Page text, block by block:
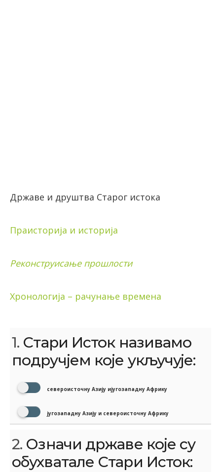
Државе и друштва Старог истока
Праисторија и историја
Реконструисање прошлости
Хронологија – рачунање времена
1. Стари Исток називамо
подручјем које укључује:
североисточну Азију ијугозападну Африку
југозападну Азију и североисточну Африку
2. Означи државе које су
обухватале Стари Исток: